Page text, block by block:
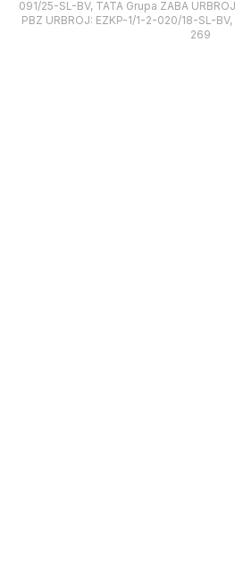
091/25-SL-BV, TATA Grupa ZABA
PBZ URBROJ: EZKP-1/1-2-020/18-SL-
269